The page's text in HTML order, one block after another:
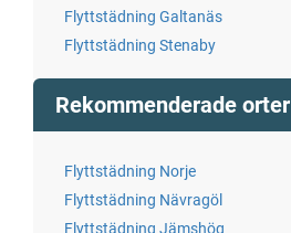
Flyttstädning Galtanäs
Flyttstädning Stenaby
Rekommenderade orter
Flyttstädning Norje
Flyttstädning Nävragöl
Flyttstädning Jämshög